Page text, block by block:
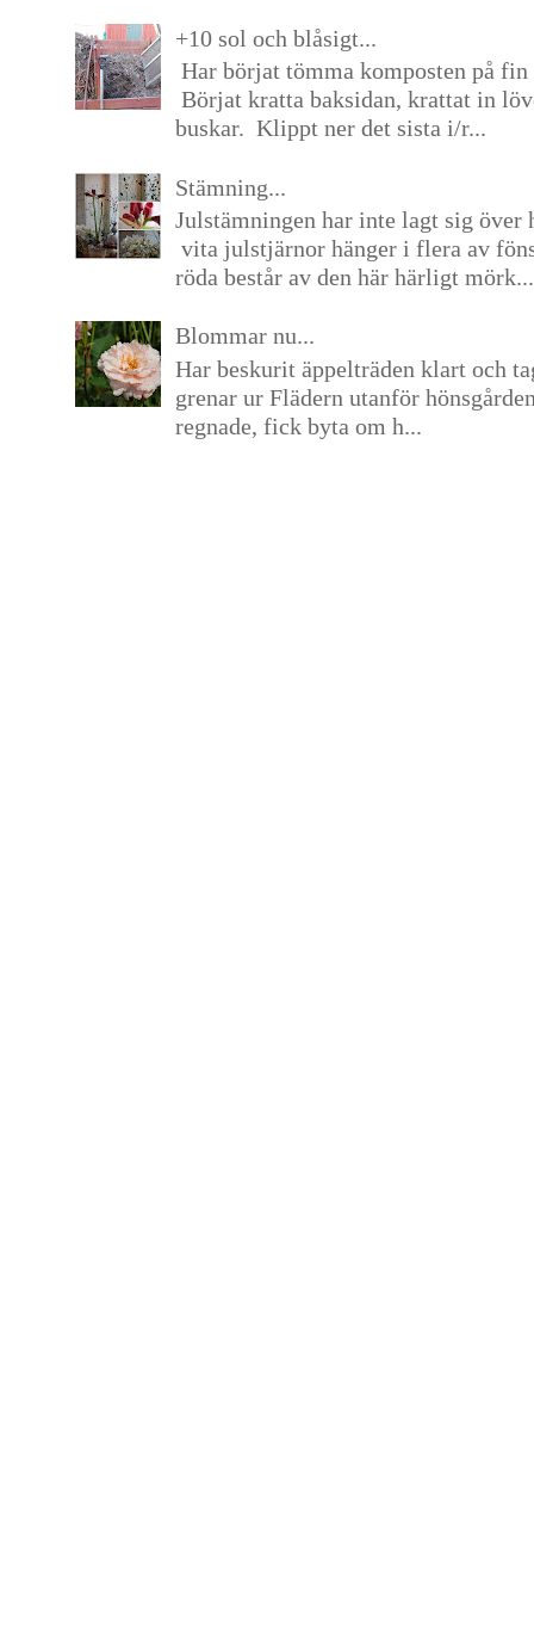
+10 sol och blåsigt...
Har börjat tömma komposten på
Börjat kratta baksidan, krattat in
buskar. Klippt ner det sista i/r...
Stämning...
Julstämningen har inte lagt sig över
vita julstjärnor hänger i flera av
röda består av den här härligt mörk...
Blommar nu...
Har beskurit äppelträden klart och
grenar ur Flädern utanför
regnade, fick byta om h...